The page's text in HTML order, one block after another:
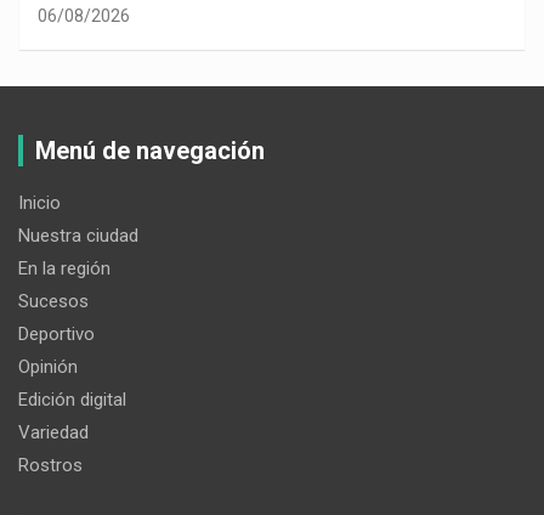
06/08/2026
Menú de navegación
Inicio
Nuestra ciudad
En la región
Sucesos
Deportivo
Opinión
Edición digital
Variedad
Rostros